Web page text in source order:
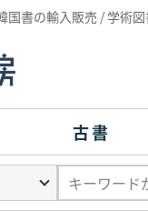
国書の輸入販売 / 学術
古書